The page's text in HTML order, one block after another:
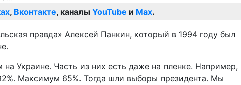
, Вконтакте, каналы YouTube и Max.
правда» Алексей Панкин, который в 1994 году был
Украине. Часть из них есть даже на пленке. Например,
Максимум 65%. Тогда шли выборы президента. Мы